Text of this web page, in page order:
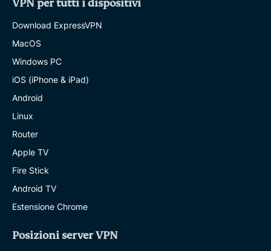
VPN per tutti i dispositivi
Download ExpressVPN
MacOS
Windows PC
iOS (iPhone & iPad)
Android
Linux
Router
Apple TV
Fire Stick
Android TV
Estensione Chrome
Posizioni server VPN